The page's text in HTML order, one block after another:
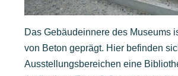
Das Gebäudeinnere des Museums
von Beton geprägt. Hier befinden
Ausstellungsbereichen eine